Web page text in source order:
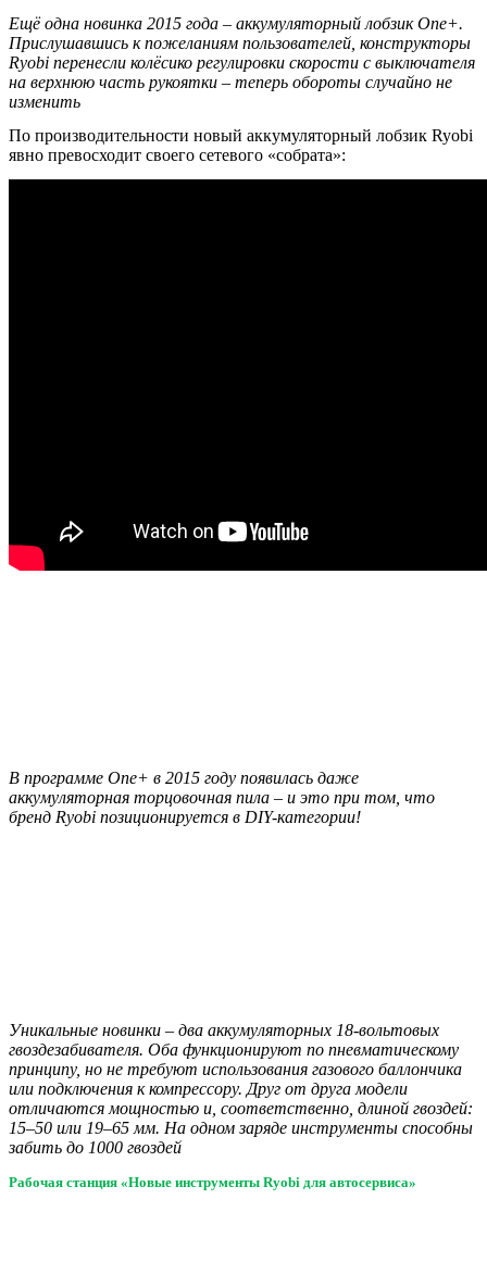
Ещё одна новинка 2015 года – аккумуляторный лобзик One+.
Прислушавшись к пожеланиям пользователей, конструкторы
Ryobi перенесли колёсико регулировки скорости с выключателя
на верхнюю часть рукоятки – теперь обороты случайно не
изменить
По производительности новый аккумуляторный лобзик Ryobi
явно превосходит своего сетевого «собрата»:
В программе One+ в 2015 году появилась даже
аккумуляторная торцовочная пила – и это при том, что
бренд Ryobi позиционируется в DIY-категории!
Уникальные новинки – два аккумуляторных 18-вольтовых
гвоздезабивателя. Оба функционируют по пневматическому
принципу, но не требуют использования газового баллончика
или подключения к компрессору. Друг от друга модели
отличаются мощностью и, соответственно, длиной гвоздей:
15–50 или 19–65 мм. На одном заряде инструменты способны
забить до 1000 гвоздей
Рабочая станция «Новые инструменты Ryobi для автосервиса»